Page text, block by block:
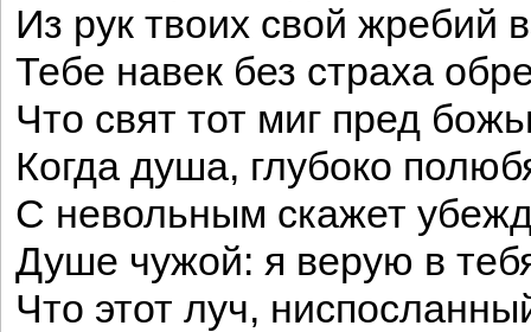
Из рук твоих свой жребий
Тебе навек без страха
Что свят тот миг пред
Когда душа, глубоко
С невольным скажет
Душе чужой: я верую в
Что этот луч,